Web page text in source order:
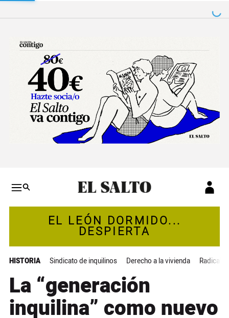
Salto a contenido
EL LEÓN DORMIDO...
DESPIERTA
HISTORIA Sindicato de inquilinos Derecho a la vivienda Radical
La “generación
inquilina” como nuevo